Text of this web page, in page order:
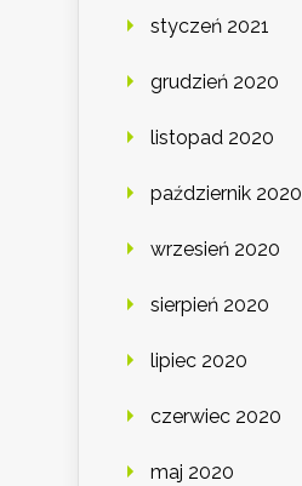
styczeń 2021
grudzień 2020
listopad 2020
październik 2020
wrzesień 2020
sierpień 2020
lipiec 2020
czerwiec 2020
maj 2020